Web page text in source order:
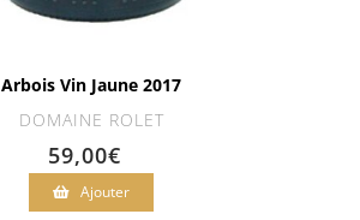
Arbois Vin Jaune 2017
DOMAINE ROLET
59,00€
Ajouter